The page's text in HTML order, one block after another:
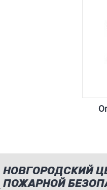
НОВГОРОДСКИЙ
ПОЖАРНОЙ